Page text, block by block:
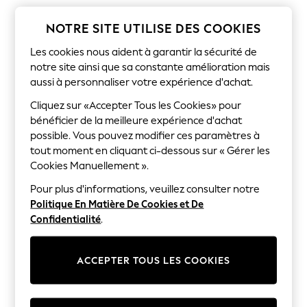
All Swimwear
Bags & Luggage
Footwear
Hats
Loafers
Polo Shirts
Sandals & Flipflops
Shirts
Shorts
Sunglasses
T-Shirts
Vests
Boys Holiday Shop
All Swimwear
Ponchos & Toweling sets
Polo Shirts
NOTRE SITE UTILISE DES COOKIES
Les cookies nous aident à garantir la sécurité de
notre site ainsi que sa constante amélioration mais
aussi à personnaliser votre expérience d'achat.
Cliquez sur «Accepter Tous les Cookies» pour
bénéficier de la meilleure expérience d'achat
possible. Vous pouvez modifier ces paramètres à
tout moment en cliquant ci-dessous sur « Gérer les
Cookies Manuellement ».
Pour plus d'informations, veuillez consulter notre
Politique En Matière De Cookies et De
Confidentialité.
ACCEPTER TOUS LES COOKIES